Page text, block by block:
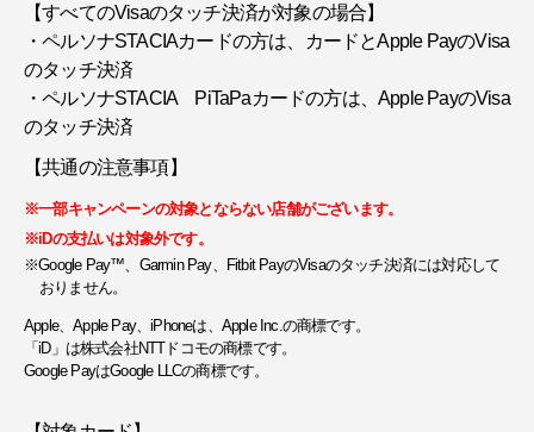
【すべてのVisaのタッチ決済が対象の場合】
・ペルソナSTACIAカードの方は、カードとApple PayのVisa
のタッチ決済
・ペルソナSTACIA PiTaPaカードの方は、Apple PayのVisa
のタッチ決済
【共通の注意事項】
※一部キャンペーンの対象とならない店舗がございます。
※iDの支払いは対象外です。
※Google Pay™、Garmin Pay、Fitbit PayのVisaのタッチ決済には対応して
おりません。
Apple、Apple Pay、iPhoneは、Apple Inc.の商標です。
「iD」は株式会社NTTドコモの商標です。
Google PayはGoogle LLCの商標です。